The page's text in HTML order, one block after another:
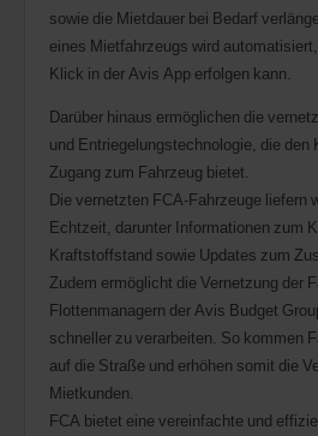
sowie die Mietdauer bei Bedarf
eines Mietfahrzeugs wird
Klick in der Avis App erfolgen kann.
Darüber hinaus ermöglichen die
und Entriegelungstechnologie, die den
Zugang zum Fahrzeug bietet.
Die vernetzten FCA-Fahrzeuge liefern
Echtzeit, darunter Informationen zum
Kraftstoffstand sowie Updates zum
Zudem ermöglicht die Vernetzung der
Flottenmanagern der Avis Budget
schneller zu verarbeiten. So kommen
auf die Straße und erhöhen somit die
Mietkunden.
FCA bietet eine vereinfachte und